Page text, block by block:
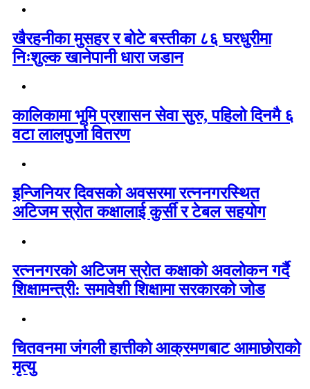
खैरहनीका मुसहर र बोटे बस्तीका ८६ घरधुरीमा
निःशुल्क खानेपानी धारा जडान
कालिकामा भूमि प्रशासन सेवा सुरु, पहिलो दिनमै ६
वटा लालपुर्जा वितरण
इन्जिनियर दिवसको अवसरमा रत्ननगरस्थित
अटिजम स्रोत कक्षालाई कुर्सी र टेबल सहयोग
रत्ननगरको अटिजम स्रोत कक्षाको अवलोकन गर्दै
शिक्षामन्त्री: समावेशी शिक्षामा सरकारको जोड
चितवनमा जंगली हात्तीको आक्रमणबाट आमाछोराको
मृत्यु